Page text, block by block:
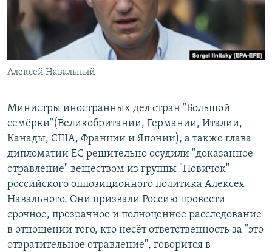
Алексей Навальный
Министры иностранных дел стран "Большой
семёрки"(Великобритании, Германии, Италии,
Канады, США, Франции и Японии), а также глава
дипломатии ЕС решительно осудили "доказанное
отравление" веществом из группы "Новичок"
российского оппозиционного политика Алексея
Навального. Они призвали Россию провести
срочное, прозрачное и полноценное расследование
в отношении того, кто несёт ответственность за "это
отвратительное отравление", говорится в